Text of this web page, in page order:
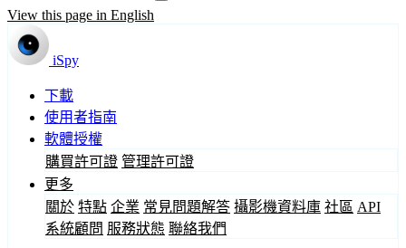
View this page in English
iSpy
下載
使用者指南
軟體授權
購買許可證 管理許可證
更多
關於 特點 企業 常見問題解答 攝影機資料庫 社區 API
系統顧問 服務狀態 聯絡我們